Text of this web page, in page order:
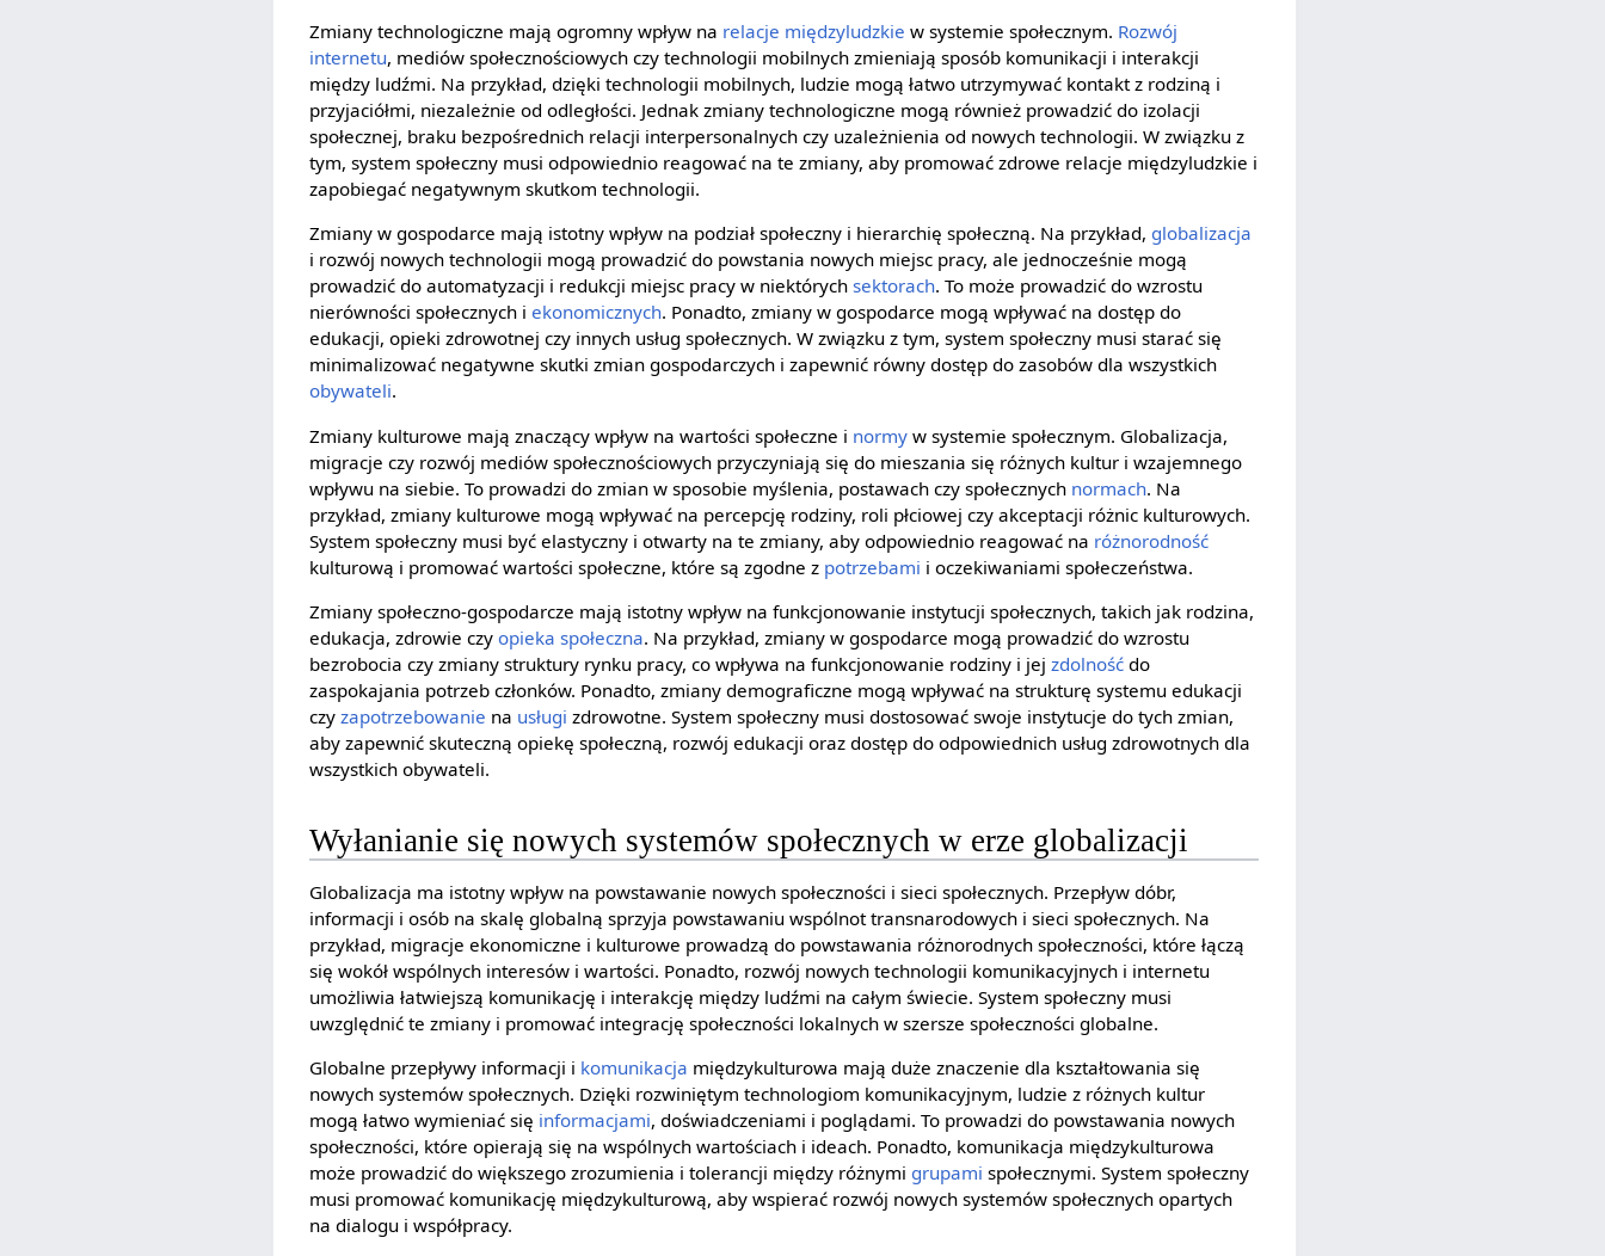
Zmiany technologiczne mają ogromny wpływ na relacje międzyludzkie w systemie społecznym. Rozwój
internetu, mediów społecznościowych czy technologii mobilnych zmieniają sposób komunikacji i interakcji
między ludźmi. Na przykład, dzięki technologii mobilnych, ludzie mogą łatwo utrzymywać kontakt z rodziną i
przyjaciółmi, niezależnie od odległości. Jednak zmiany technologiczne mogą również prowadzić do izolacji
społecznej, braku bezpośrednich relacji interpersonalnych czy uzależnienia od nowych technologii. W związku z
tym, system społeczny musi odpowiednio reagować na te zmiany, aby promować zdrowe relacje międzyludzkie i
zapobiegać negatywnym skutkom technologii.
Zmiany w gospodarce mają istotny wpływ na podział społeczny i hierarchię społeczną. Na przykład, globalizacja
i rozwój nowych technologii mogą prowadzić do powstania nowych miejsc pracy, ale jednocześnie mogą
prowadzić do automatyzacji i redukcji miejsc pracy w niektórychsektorach. To może prowadzić do wzrostu
nierówności społecznych iekonomicznych. Ponadto, zmiany w gospodarce mogą wpływać na dostęp do
edukacji, opieki zdrowotnej czy innych usług społecznych. W związku z tym, system społeczny musi starać się
minimalizować negatywne skutki zmian gospodarczych i zapewnić równy dostęp do zasobów dla wszystkich
obywateli.
Zmiany kulturowe mają znaczący wpływ na wartości społeczne i normy w systemie społecznym. Globalizacja,
migracje czy rozwój mediów społecznościowych przyczyniają się do mieszania się różnych kultur i wzajemnego
wpływu na siebie. To prowadzi do zmian w sposobie myślenia, postawach czy społecznych normach. Na
przykład, zmiany kulturowe mogą wpływać na percepcję rodziny, roli płciowej czy akceptacji różnic kulturowych.
System społeczny musi być elastyczny i otwarty na te zmiany, aby odpowiednio reagować na różnorodność
kulturową i promować wartości społeczne, które są zgodne z potrzebami i oczekiwaniami społeczeństwa.
Zmiany społeczno-gospodarcze mają istotny wpływ na funkcjonowanie instytucji społecznych, takich jak rodzina,
edukacja, zdrowie czyopieka społeczna. Na przykład, zmiany w gospodarce mogą prowadzić do wzrostu
bezrobocia czy zmiany struktury rynku pracy, co wpływa na funkcjonowanie rodziny i jejzdolność do
zaspokajania potrzeb członków. Ponadto, zmiany demograficzne mogą wpływać na strukturę systemu edukacji
czyzapotrzebowanie na usługi zdrowotne. System społeczny musi dostosować swoje instytucje do tych zmian,
aby zapewnić skuteczną opiekę społeczną, rozwój edukacji oraz dostęp do odpowiednich usług zdrowotnych dla
wszystkich obywateli.
Wyłanianie się nowych systemów społecznych w erze globalizacji
Globalizacja ma istotny wpływ na powstawanie nowych społeczności i sieci społecznych. Przepływ dóbr,
informacji i osób na skalę globalną sprzyja powstawaniu wspólnot transnarodowych i sieci społecznych. Na
przykład, migracje ekonomiczne i kulturowe prowadzą do powstawania różnorodnych społeczności, które łączą
się wokół wspólnych interesów i wartości. Ponadto, rozwój nowych technologii komunikacyjnych i internetu
umożliwia łatwiejszą komunikację i interakcję między ludźmi na całym świecie. System społeczny musi
uwzględnić te zmiany i promować integrację społeczności lokalnych w szersze społeczności globalne.
Globalne przepływy informacji i komunikacja międzykulturowa mają duże znaczenie dla kształtowania się
nowych systemów społecznych. Dzięki rozwiniętym technologiom komunikacyjnym, ludzie z różnych kultur
mogą łatwo wymieniać się informacjami, doświadczeniami i poglądami. To prowadzi do powstawania nowych
społeczności, które opierają się na wspólnych wartościach i ideach. Ponadto, komunikacja międzykulturowa
może prowadzić do większego zrozumienia i tolerancji między różnymi grupami społecznymi. System społeczny
musi promować komunikację międzykulturową, aby wspierać rozwój nowych systemów społecznych opartych
na dialogu i współpracy.